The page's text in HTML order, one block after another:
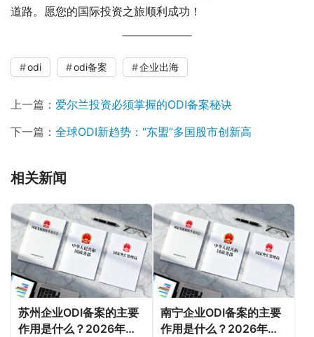
道路。愿您的国际投资之旅顺利成功！
odi odi备案 企业出海
上一篇： 爱尔兰投资必须掌握的ODI备案秘诀
下一篇： 全球ODI新趋势：“东盟”多国股市创新高
相关新闻
苏州企业ODI备案的主要
作用是什么？2026年新
南宁企业ODI备案的主要
作用是什么？2026年新